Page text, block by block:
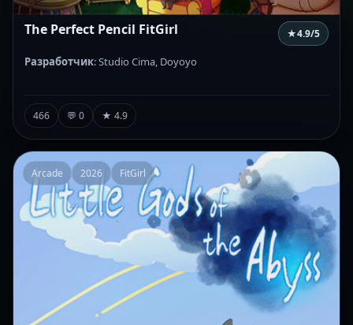
The Perfect Pencil FitGirl ★4.9/5
Разработчик: Studio Cima, Doyoyo
466 💬 0 ★ 4.9
Arcade 2026 FitGirl